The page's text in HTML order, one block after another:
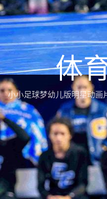
体
小小足球梦幼儿版明星动画